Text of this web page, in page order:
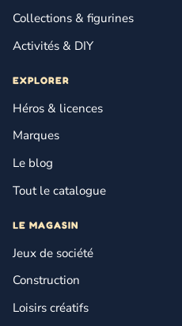
Collections & figurines
Activités & DIY
EXPLORER
Héros & licences
Marques
Le blog
Tout le catalogue
LE MAGASIN
Jeux de société
Construction
Loisirs créatifs